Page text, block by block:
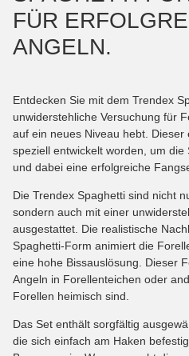
FÜR
ANGELN.
Entdecken Sie mit dem Trendex
unwiderstehliche Versuchung für
auf ein neues Niveau hebt.
speziell entwickelt worden, um
und dabei eine erfolgreiche
Die Trendex Spaghetti sind nicht
sondern auch mit einer
ausgestattet. Die realistische
Spaghetti-Form animiert die
eine hohe Bissauslösung. Dieser
Angeln in Forellenteichen oder
Forellen heimisch sind.
Das Set enthält sorgfältig
die sich einfach am Haken